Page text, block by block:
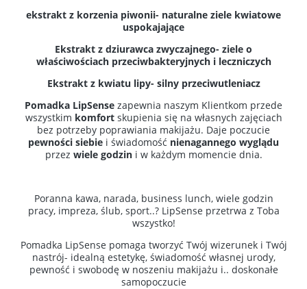
ekstrakt z korzenia piwonii- naturalne ziele kwiatowe
uspokajające
Ekstrakt z dziurawca zwyczajnego- ziele o
właściwościach przeciwbakteryjnych i leczniczych
Ekstrakt z kwiatu lipy- silny przeciwutleniacz
Pomadka LipSense zapewnia naszym Klientkom przede
wszystkim komfort skupienia się na własnych zajęciach
bez potrzeby poprawiania makijażu. Daje poczucie
pewności siebie i świadomość nienagannego wyglądu
przez wiele godzini w każdym momencie dnia.
Poranna kawa, narada, business lunch, wiele godzin
pracy, impreza, ślub, sport..? LipSense przetrwa z Toba
wszystko!
Pomadka LipSense pomaga tworzyć Twój wizerunek i Twój
nastrój- idealną estetykę, świadomość własnej urody,
pewność i swobodę w noszeniu makijażu i.. doskonałe
samopoczucie